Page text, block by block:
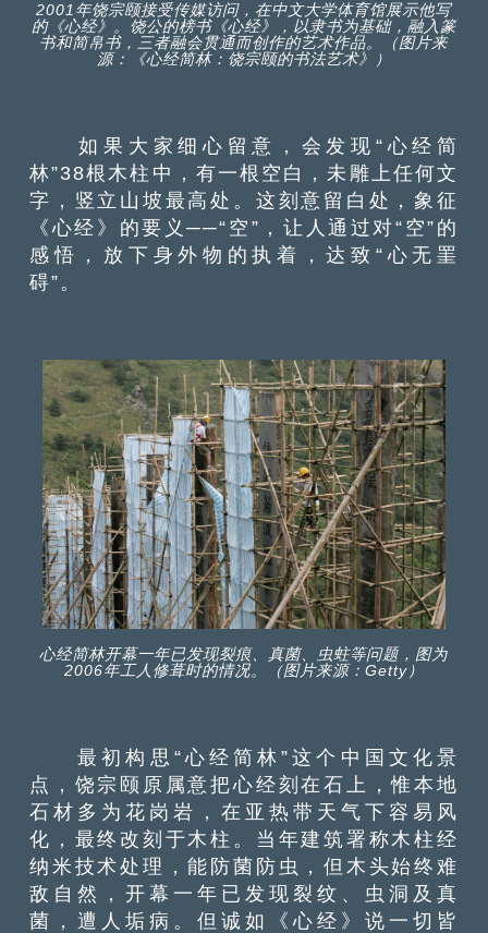
2001年饶宗颐接受传媒访问，在中文大学体育馆展示他写
的《心经》。饶公的榜书《心经》，以隶书为基础，融入篆
书和简帛书，三者融会贯通而创作的艺术作品。（图片来
源：《心经简林：饶宗颐的书法艺术》）
如果大家细心留意，会发现“心经简
林”38根木柱中，有一根空白，未雕上任何文
字，竖立山坡最高处。这刻意留白处，象征
《心经》的要义──“空”，让人通过对“空”的
感悟，放下身外物的执着，达致“心无罣
碍”。
心经简林开幕一年已发现裂痕、真菌、虫蛀等问题，图为
2006年工人修葺时的情况。（图片来源：Getty）
最初构思“心经简林”这个中国文化景
点，饶宗颐原属意把心经刻在石上，惟本地
石材多为花岗岩，在亚热带天气下容易风
化，最终改刻于木柱。当年建筑署称木柱经
纳米技术处理，能防菌防虫，但木头始终难
敌自然，开幕一年已发现裂纹、虫洞及真
菌，遭人垢病。但诚如《心经》说一切皆